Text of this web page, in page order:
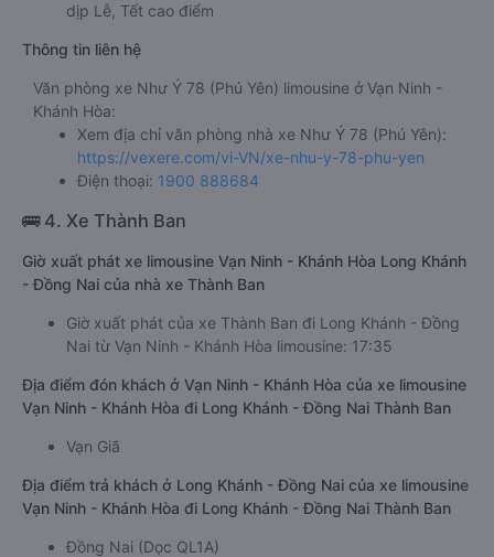
dịp Lễ, Tết cao điểm
Thông tin liên hệ
Văn phòng xe Như Ý 78 (Phú Yên) limousine ở Vạn Ninh -
Khánh Hòa:
Xem địa chỉ văn phòng nhà xe Như Ý 78 (Phú Yên):
https://vexere.com/vi-VN/xe-nhu-y-78-phu-yen
Điện thoại: 1900 888684
🚌 4. Xe Thành Ban
Giờ xuất phát xe limousine Vạn Ninh - Khánh Hòa Long Khánh
- Đồng Nai của nhà xe Thành Ban
Giờ xuất phát của xe Thành Ban đi Long Khánh - Đồng
Nai từ Vạn Ninh - Khánh Hòa limousine: 17:35
Địa điểm đón khách ở Vạn Ninh - Khánh Hòa của xe limousine
Vạn Ninh - Khánh Hòa đi Long Khánh - Đồng Nai Thành Ban
Vạn Giã
Địa điểm trả khách ở Long Khánh - Đồng Nai của xe limousine
Vạn Ninh - Khánh Hòa đi Long Khánh - Đồng Nai Thành Ban
Đồng Nai (Dọc QL1A)